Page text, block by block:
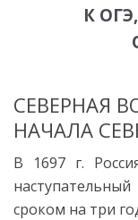
К
СЕВЕРНАЯ
НАЧАЛА
В 1697 г.
сроком на три